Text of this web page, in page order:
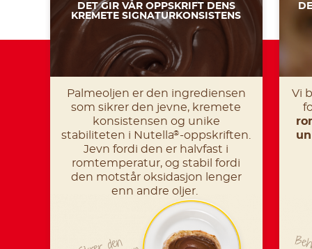
DET GIR VÅR OPPSKRIFT DENS
KREMETE SIGNATURKONSISTENS
Palmeoljen er den ingrediensen
som sikrer den jevne, kremete
konsistensen og unike
stabiliteten i Nutella® -oppskriften.
Jevn fordi den er halvfast i
romtemperatur, og stabil fordi
den motstår oksidasjon lenger
enn andre oljer.
Vi